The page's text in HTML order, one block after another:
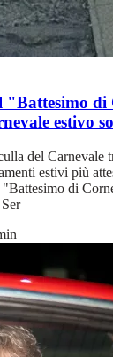
"Battesimo
estivo
del Carnevale
estivi più
di